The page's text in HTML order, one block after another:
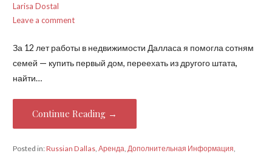
Larisa Dostal
Leave a comment
За 12 лет работы в недвижимости Далласа я помогла сотням
семей — купить первый дом, переехать из другого штата,
найти…
Continue Reading →
Posted in:Russian Dallas, Аренда Дополнительная Информация